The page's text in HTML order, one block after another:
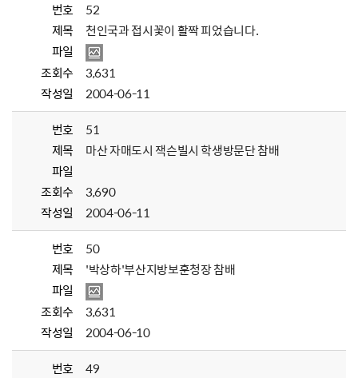
번호
52
제목
천인국과 접시꽃이 활짝 피었습니다.
파일
조회수
3,631
작성일
2004-06-11
번호
51
제목
마산 자매도시 잭슨빌시 학생방문단 참배
파일
조회수
3,690
작성일
2004-06-11
번호
50
제목
'박상하'부산지방보훈청장 참배
파일
조회수
3,631
작성일
2004-06-10
번호
49